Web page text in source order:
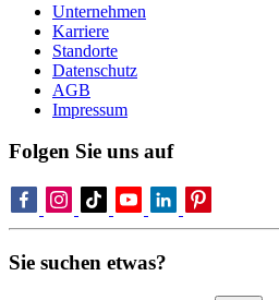
Unternehmen
Karriere
Standorte
Datenschutz
AGB
Impressum
Folgen Sie uns auf
Sie suchen etwas?